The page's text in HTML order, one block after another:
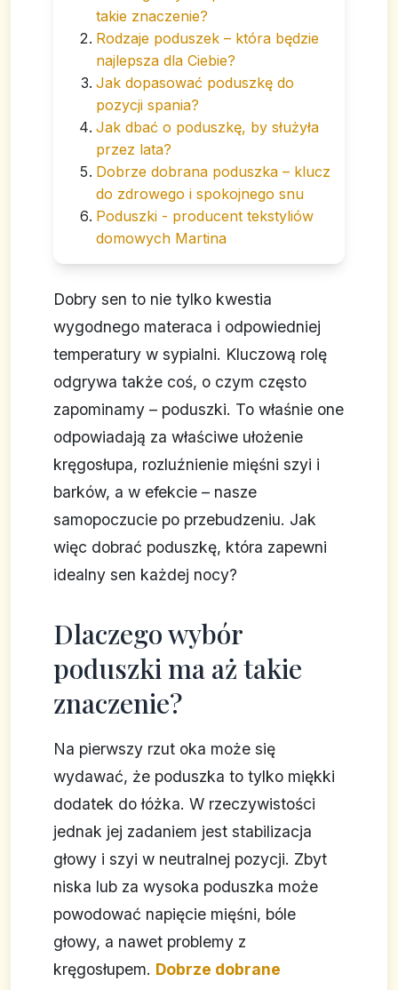
takie znaczenie?
Rodzaje poduszek – która będzie
najlepsza dla Ciebie?
Jak dopasować poduszkę do
pozycji spania?
Jak dbać o poduszkę, by służyła
przez lata?
Dobrze dobrana poduszka – klucz
do zdrowego i spokojnego snu
Poduszki - producent tekstyliów
domowych Martina
Dobry sen to nie tylko kwestia
wygodnego materaca i odpowiedniej
temperatury w sypialni. Kluczową rolę
odgrywa także coś, o czym często
zapominamy – poduszki. To właśnie one
odpowiadają za właściwe ułożenie
kręgosłupa, rozluźnienie mięśni szyi i
barków, a w efekcie – nasze
samopoczucie po przebudzeniu. Jak
więc dobrać poduszkę, która zapewni
idealny sen każdej nocy?
Dlaczego wybór
poduszki ma aż takie
znaczenie?
Na pierwszy rzut oka może się
wydawać, że poduszka to tylko miękki
dodatek do łóżka. W rzeczywistości
jednak jej zadaniem jest stabilizacja
głowy i szyi w neutralnej pozycji. Zbyt
niska lub za wysoka poduszka może
powodować napięcie mięśni, bóle
głowy, a nawet problemy z
kręgosłupem. Dobrze dobrane